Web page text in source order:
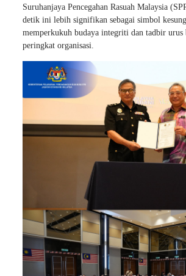
Suruhanjaya Pencegahan Rasuah Malaysia
detik ini lebih signifikan sebagai simbol
memperkukuh budaya integriti dan tadbir urus
peringkat organisasi.